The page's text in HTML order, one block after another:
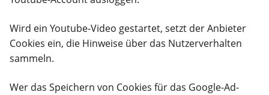
Wird ein Youtube-Video gestartet, setzt der Anbieter
Cookies ein, die Hinweise über das Nutzerverhalten
sammeln.
Wer das Speichern von Cookies für das Google-Ad-